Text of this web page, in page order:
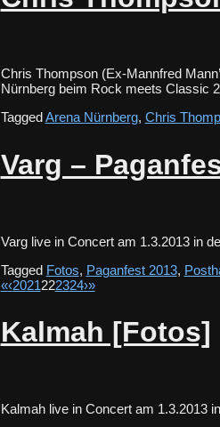
Chris Thompson (Ex-Mannfred
Nürnberg beim Rock meets
TaggedArena Nürnberg, Chris
Varg –
Varg live in Concert am 1.3.2013 in
Tagged Fotos, Paganfest 2013,
Kalmah [Fotos]
Kalmah live in Concert am
«‹2021222324›»